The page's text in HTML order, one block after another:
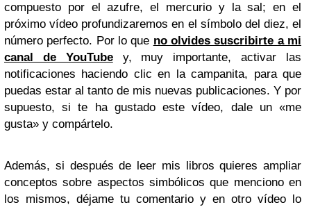
compuesto por el azufre, el mercurio y la sal; en el
próximo vídeo profundizaremos en el símbolo del diez, el
número perfecto. Por lo que no olvides suscribirte a mi
canal de YouTubey, muy importante, activar las
notificaciones haciendo clic en la campanita, para que
puedas estar al tanto de mis nuevas publicaciones. Y por
supuesto, si te ha gustado este vídeo, dale un «me
gusta» y compártelo.
Además, si después de leer mis libros quieres ampliar
conceptos sobre aspectos simbólicos que menciono en
los mismos, déjame tu comentario y en otro vídeo lo